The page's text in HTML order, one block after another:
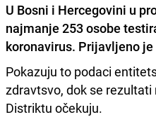
U Bosni i Hercegovini u
najmanje 253 osobe
koronavirus. Prijavljeno je
Pokazuju to podaci
zdravtsvo, dok se
Distriktu očekuju.